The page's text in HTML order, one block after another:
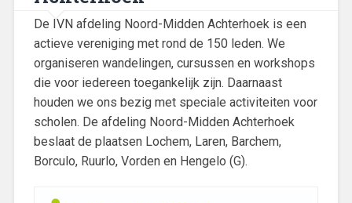
De IVN afdeling Noord-Midden Achterhoek is een
actieve vereniging met rond de 150 leden. We
organiseren wandelingen, cursussen en workshops
die voor iedereen toegankelijk zijn. Daarnaast
houden we ons bezig met speciale activiteiten voor
scholen. De afdeling Noord-Midden Achterhoek
beslaat de plaatsen Lochem, Laren, Barchem,
Borculo, Ruurlo, Vorden en Hengelo (G).